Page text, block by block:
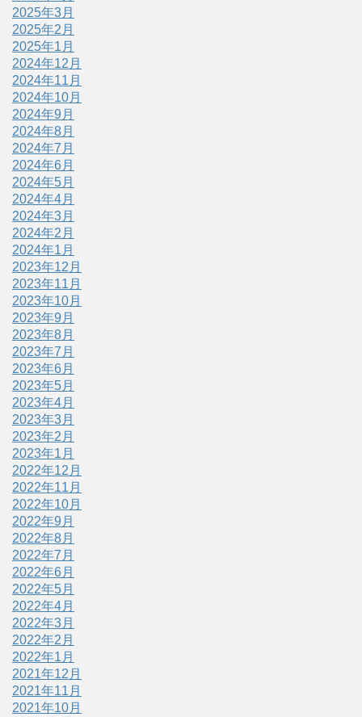
2025年3月
2025年2月
2025年1月
2024年12月
2024年11月
2024年10月
2024年9月
2024年8月
2024年7月
2024年6月
2024年5月
2024年4月
2024年3月
2024年2月
2024年1月
2023年12月
2023年11月
2023年10月
2023年9月
2023年8月
2023年7月
2023年6月
2023年5月
2023年4月
2023年3月
2023年2月
2023年1月
2022年12月
2022年11月
2022年10月
2022年9月
2022年8月
2022年7月
2022年6月
2022年5月
2022年4月
2022年3月
2022年2月
2022年1月
2021年12月
2021年11月
2021年10月